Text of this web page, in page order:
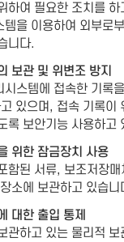
하여 필요한 조치를 하
템을 이용하여 외부로
니다.
보관 및 위변조 방지
시스템에 접속한 기록
있으며, 접속 기록이
록 보안기능 사용하고
위한 잠금장치 사용
함된 서류, 보조저장
소에 보관하고 있습니
대한 출입 통제
관하고 있는 물리적